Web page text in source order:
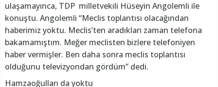
ulaşamayınca, TDP milletvekili Hüseyin Angolemli ile
konuştu. Angolemli “Meclis toplantısı olacağından
haberimiz yoktu. Meclis’ten aradıkları zaman telefona
bakamamıştım. Meğer meclisten bizlere telefoniyen
haber vermişler. Ben daha sonra meclis toplantısı
olduğunu televizyondan gördüm” dedi.
Hamzaoğulları da yoktu